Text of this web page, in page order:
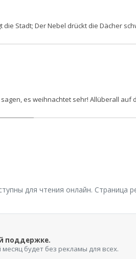
Stadt; Der Nebel drückt die Dächer
es weihnachtet sehr! Allüberall auf
для чтения онлайн. Страница
поддержке.
будет без рекламы для всех.